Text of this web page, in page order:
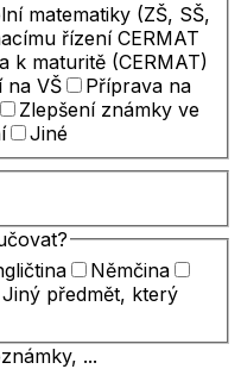
matematiky (ZŠ, SŠ,
řízení CERMAT
k maturitě (CERMAT)
na VŠ
Příprava na
Zlepšení známky ve
Jiné
Němčina
Jiný předmět, který
...